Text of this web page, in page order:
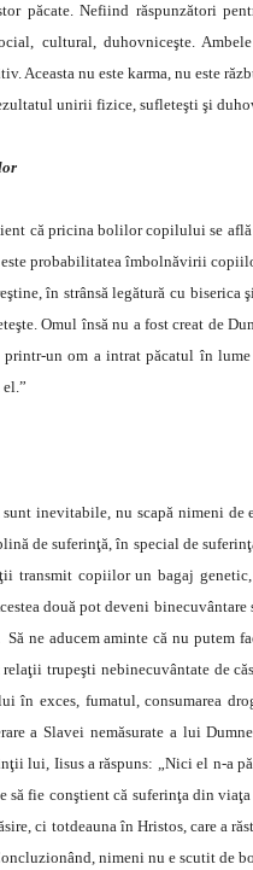
păcate. Nefiind răspunzători
cultural, duhovniceşte.
Aceasta nu este karma, nu este
unirii fizice, sufleteşti şi
că pricina bolilor copilului se
probabilitatea îmbolnăvirii
în strânsă legătură cu
Omul însă nu a fost creat de
printr-un om a intrat păcatul în
inevitabile, nu scapă nimeni de
de suferinţă, în special de
transmit copiilor un bagaj
două pot deveni
ne aducem aminte că nu putem
trupeşti nebinecuvântate de
în exces, fumatul, consumarea
a Slavei nemăsurate a lui
lui, Iisus a răspuns: „Nici el n-a
să fie conştient că suferinţa din
ci totdeauna în Hristos, care a
nimeni nu e scutit